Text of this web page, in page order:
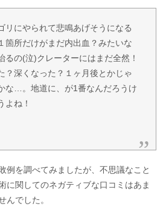
リにやられて悲鳴あげそうになる
箇所だけがまだ内出血？みたいな
るの(泣)クレーターにはまだ全然！
？深くなった？１ヶ月後とかじゃ
な…。地道に、が1番なんだろうけ
よね！
例を調べてみましたが、不思議なこと
に関してのネガティブな口コミはあま
んでした。